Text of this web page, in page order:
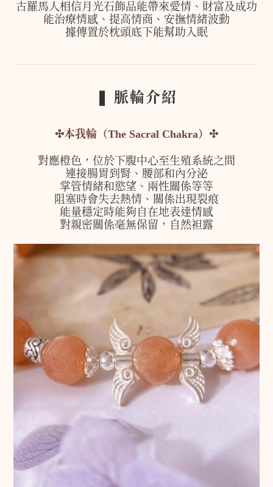
古羅馬人相信月光石飾品能帶來愛情、財富及成功
能治療情感、提高情商、安撫情緒波動
據傳置於枕頭底下能幫助入眠
❚ 脈輪介紹
✣本我輪（The Sacral Chakra） ✣
對應橙色，位於下腹中心至生殖系統之間
連接腸胃到腎、腰部和內分泌
掌管情緒和慾望、兩性關係等等
阻塞時會失去熱情、關係出現裂痕
能量穩定時能夠自在地表達情感
對親密關係毫無保留，自然袒露